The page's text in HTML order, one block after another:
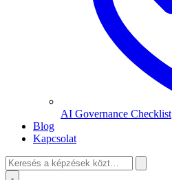
AI Governance Checklist
Blog
Kapcsolat